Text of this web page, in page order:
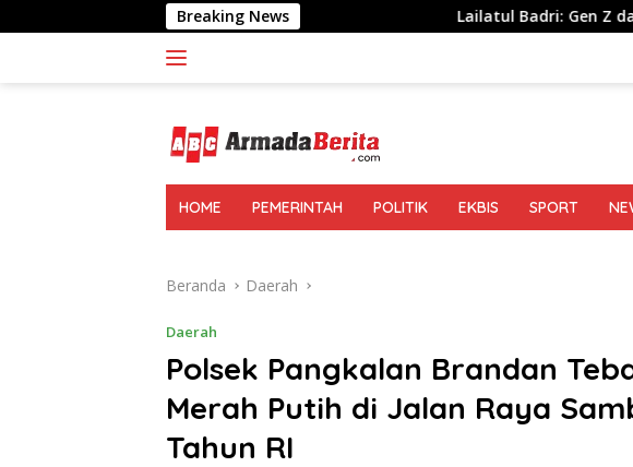
ke
Breaking NewsLailatul Badri: Gen Z dan Gen Alpha Harus
HOME PEMERINTAH POLITIK EKBIS SPORT
Beranda Daerah
Daerah
Polsek Pangkalan Brandan
Merah Putih di Jalan Raya
Tahun RI